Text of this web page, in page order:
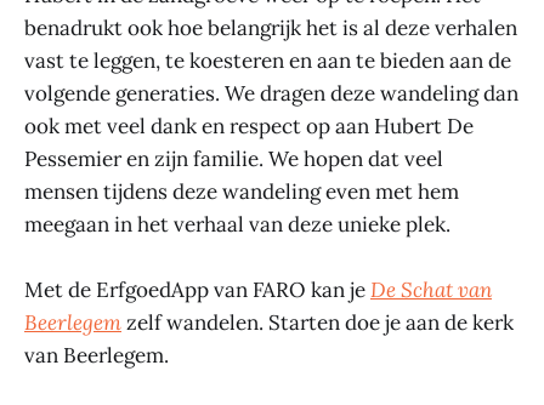
benadrukt ook hoe belangrijk het is al deze verhalen
vast te leggen, te koesteren en aan te bieden aan de
volgende generaties. We dragen deze wandeling dan
ook met veel dank en respect op aan Hubert De
Pessemier en zijn familie. We hopen dat veel
mensen tijdens deze wandeling even met hem
meegaan in het verhaal van deze unieke plek.
Met de ErfgoedApp van FARO kan jeDe Schat van
Beerlegemzelf wandelen. Starten doe je aan de kerk
van Beerlegem.